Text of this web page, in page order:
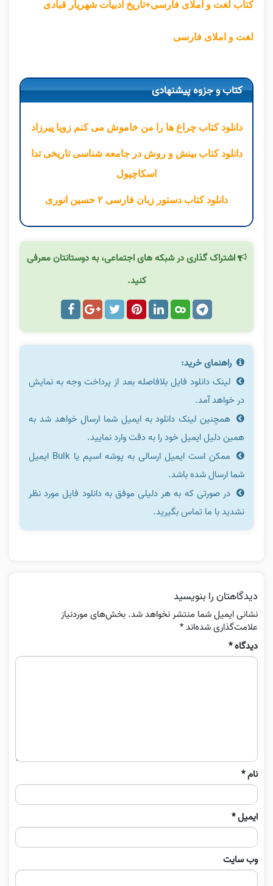
کتاب لغت و املای فارسی+تاریخ ادبیات شهریار قبادی
لغت و املای فارسی
کتاب و جزوه پیشنهادی
دانلود کتاب چراغ ها را من خاموش می کنم زویا پیرزاد
دانلود کتاب بینش و روش در جامعه شناسی تاریخی تدا
اسکاچپول
دانلود کتاب دستور زبان فارسی ۲ حسین انوری
اشتراک گذاری در شبکه های اجتماعی، به دوستانتان معرفی
کنید.
راهنمای خرید:
لینک دانلود فایل بلافاصله بعد از پرداخت وجه به نمایش
در خواهد آمد.
همچنین لینک دانلود به ایمیل شما ارسال خواهد شد به
همین دلیل ایمیل خود را به دقت وارد نمایید.
ممکن است ایمیل ارسالی به پوشه اسپم یا Bulk ایمیل
شما ارسال شده باشد.
در صورتی که به هر دلیلی موفق به دانلود فایل مورد نظر
نشدید با ما تماس بگیرید.
دیدگاهتان را بنویسید
نشانی ایمیل شما منتشر نخواهد شد. بخش‌های موردنیاز
علامت‌گذاری شده‌اند*
دیدگاه*
نام*
ایمیل*
وب‌ سایت